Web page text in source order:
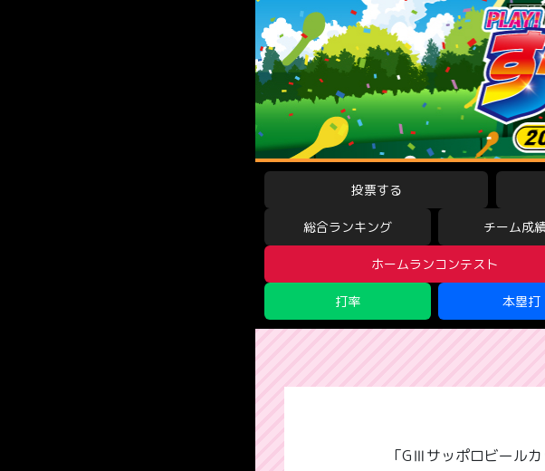
投票する
総合ランキング チーム成
ホームランコンテスト
打率 本塁打
「GⅢサッポロビール